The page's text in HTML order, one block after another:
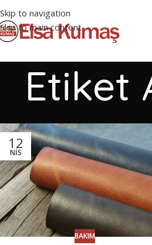
Skip to navigation
Skip to main content
Etiket
12
NIS
BAKIM